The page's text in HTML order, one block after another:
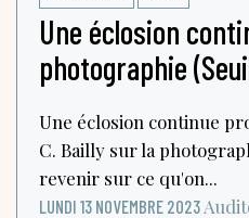
Une éclosion
photographie
Une éclosion continue
C. Bailly sur la
revenir sur ce qu'on...
LUNDI 13 NOVEMBRE 2023